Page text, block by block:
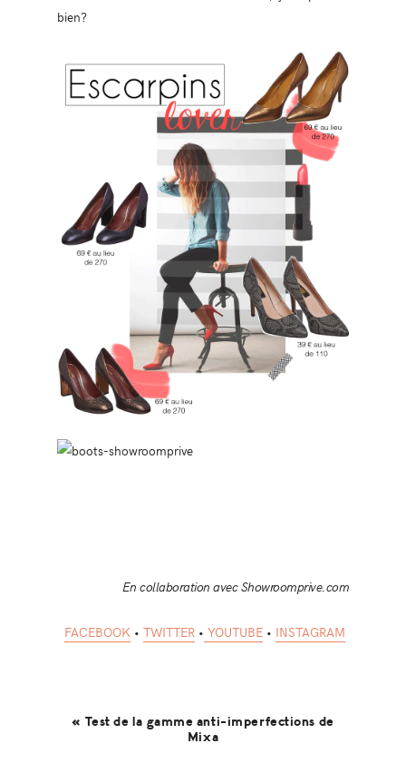
bien?
En collaboration avec Showroomprive.com
FACEBOOK • TWITTER • YOUTUBE • INSTAGRAM
« Test de la gamme anti-imperfections de
Mixa